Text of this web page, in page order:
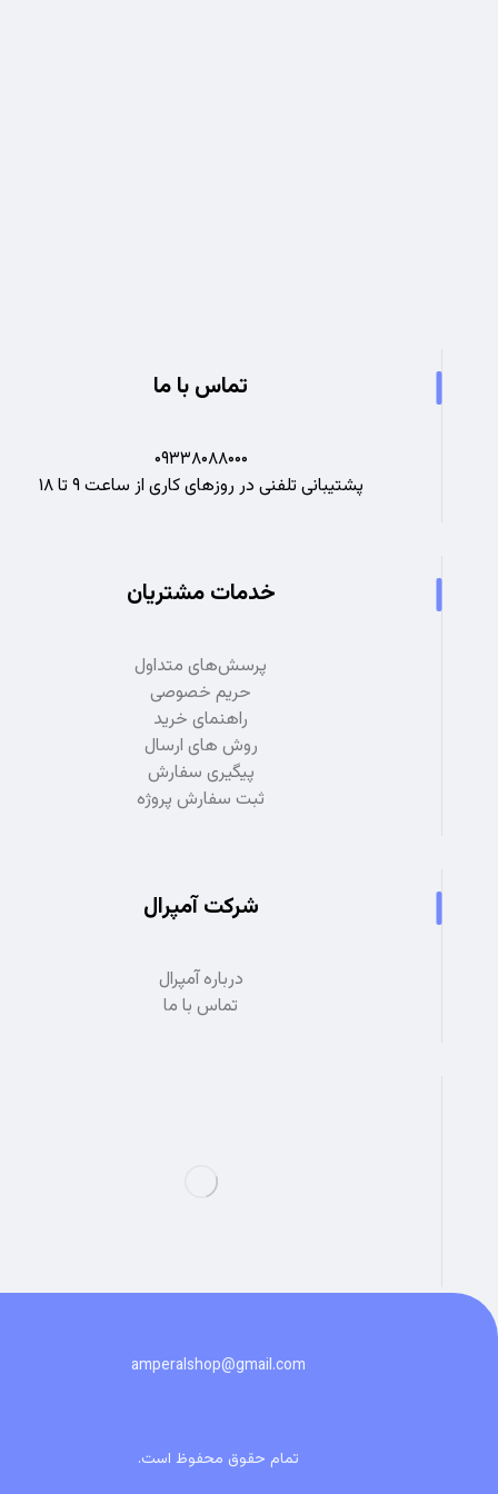
تماس با ما
۰۹۳۳۸۰۸۸۰۰۰
پشتیبانی تلفنی در روزهای کاری از ساعت ۹ تا ۱۸
خدمات مشتریان
پرسش‌های متداول
حریم خصوصی
راهنمای خرید
روش های ارسال
پیگیری سفارش
ثبت سفارش پروژه
شرکت آمپرال
درباره آمپرال
تماس با ما
amperalshop@gmail.com
تمام حقوق محفوظ است.